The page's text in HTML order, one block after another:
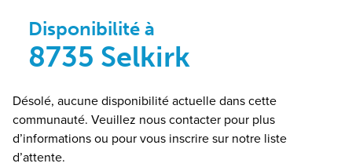
Disponibilité à
8735 Selkirk
Désolé, aucune disponibilité actuelle dans cette
communauté. Veuillez nous contacter pour plus
d’informations ou pour vous inscrire sur notre liste
d’attente.